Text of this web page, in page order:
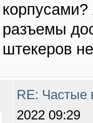
разъемы
штекеров
RE: Частые
2022 09:29